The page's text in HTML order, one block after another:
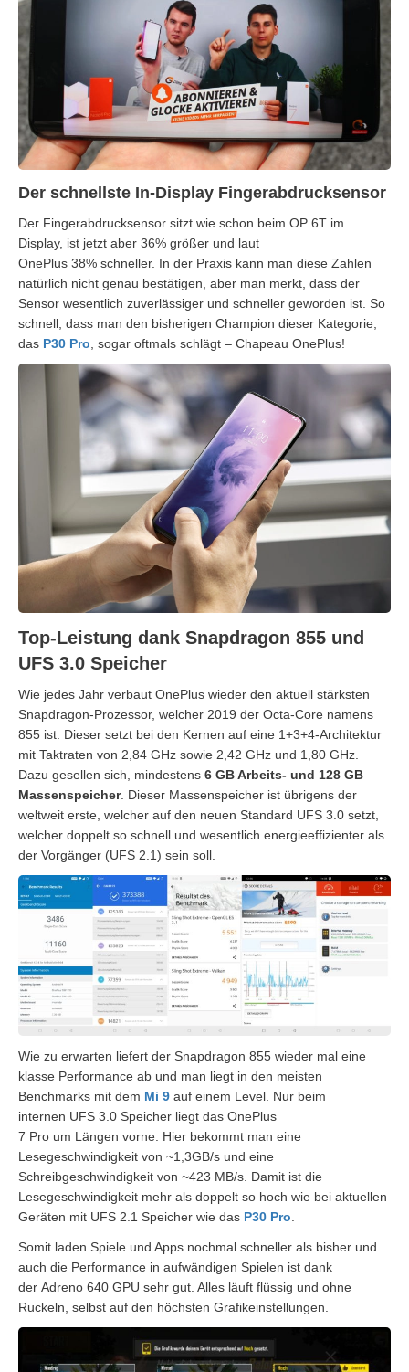
Der schnellste In-Display Fingerabdrucksensor
Der Fingerabdrucksensor sitzt wie schon beim OP 6T im
Display, ist jetzt aber 36% größer und laut
OnePlus 38% schneller. In der Praxis kann man diese Zahlen
natürlich nicht genau bestätigen, aber man merkt, dass der
Sensor wesentlich zuverlässiger und schneller geworden ist. So
schnell, dass man den bisherigen Champion dieser Kategorie,
das P30 Pro, sogar oftmals schlägt – Chapeau OnePlus!
Top-Leistung dank Snapdragon 855 und
UFS 3.0 Speicher
Wie jedes Jahr verbaut OnePlus wieder den aktuell stärksten
Snapdragon-Prozessor, welcher 2019 der Octa-Core namens
855 ist. Dieser setzt bei den Kernen auf eine 1+3+4-Architektur
mit Taktraten von 2,84 GHz sowie 2,42 GHz und 1,80 GHz.
Dazu gesellen sich, mindestens 6 GB Arbeits- und 128 GB
Massenspeicher. Dieser Massenspeicher ist übrigens der
weltweit erste, welcher auf den neuen Standard UFS 3.0 setzt,
welcher doppelt so schnell und wesentlich energieeffizienter als
der Vorgänger (UFS 2.1) sein soll.
Wie zu erwarten liefert der Snapdragon 855 wieder mal eine
klasse Performance ab und man liegt in den meisten
Benchmarks mit dem Mi 9 auf einem Level. Nur beim
internen UFS 3.0 Speicher liegt das OnePlus
7 Pro um Längen vorne. Hier bekommt man eine
Lesegeschwindigkeit von ~1,3GB/s und eine
Schreibgeschwindigkeit von ~423 MB/s. Damit ist die
Lesegeschwindigkeit mehr als doppelt so hoch wie bei aktuellen
Geräten mit UFS 2.1 Speicher wie das P30 Pro.
Somit laden Spiele und Apps nochmal schneller als bisher und
auch die Performance in aufwändigen Spielen ist dank
der Adreno 640 GPU sehr gut. Alles läuft flüssig und ohne
Ruckeln, selbst auf den höchsten Grafikeinstellungen.